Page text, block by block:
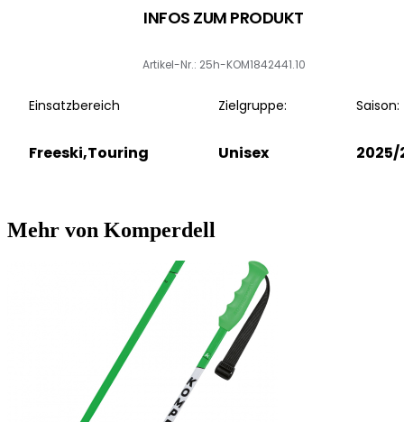
INFOS ZUM PRODUKT
Artikel-Nr.: 25h-KOM1842441.10
Einsatzbereich
Freeski,Touring
Zielgruppe:
Unisex
Saison:
2025/
Mehr von Komperdell